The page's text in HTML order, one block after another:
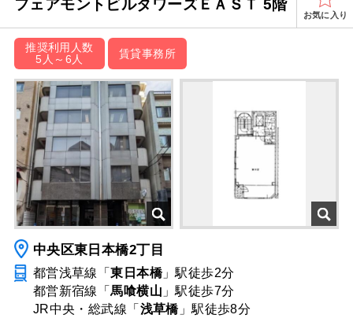
フェアモントビルタワーズＥＡＳＴ 5階
お気に入り
推奨利用人数
5人～6人
賃貸事務所
中央区東日本橋2丁目
都営浅草線「東日本橋」駅徒歩2分
都営新宿線「馬喰横山 」駅徒歩7分
JR中央・総武線「 浅草橋」駅徒歩8分